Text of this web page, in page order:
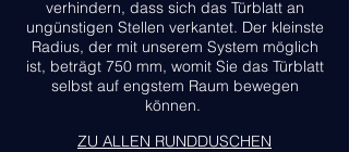
verhindern, dass sich das Türblatt an
ungünstigen Stellen verkantet. Der kleinste
Radius, der mit unserem System möglich
ist, beträgt 750 mm, womit Sie das Türblatt
selbst auf engstem Raum bewegen
können.
ZU ALLEN RUNDDUSCHEN